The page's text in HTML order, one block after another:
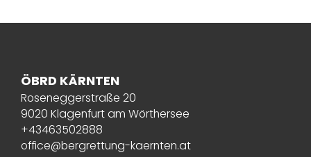
ÖBRD KÄRNTEN
Roseneggerstraße 20
9020 Klagenfurt am Wörthersee
+43463502888
office@bergrettung-kaernten.at